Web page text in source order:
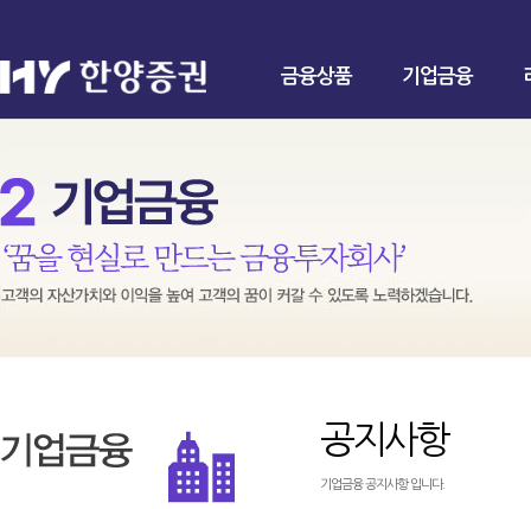
금융상품 기업금융
공지사항
기업금융 공지사항 입니다.